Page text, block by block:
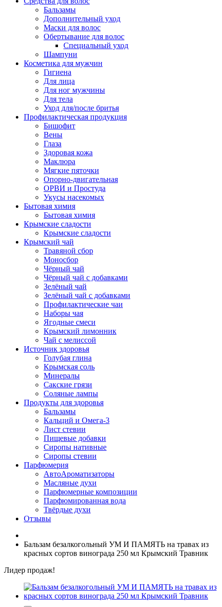
Бальзамы
Дополнительный уход
Маски для волос
Обертывание для волос
Специальный уход
Шампуни
Косметика для мужчин
Гигиена
Для лица
Для ног мужчины
Для тела
Уход для/после бритья
Профилактическая продукция
Бишофит
Вены
Глаза
Здоровая кожа
Маклюра
Мягкие пяточки
Опорно-двигательная
ОРВИ и Простуда
Укусы насекомых
Бытовая химия
Бытовая химия
Крымские сладости
Крымские сладости
Крымский чай
Травяной сбор
Моносбор
Чёрный чай
Чёрный чай с добавками
Зелёный чай
Зелёный чай с добавками
Профилактические чаи
Наборы чая
Ягодные смеси
Крымский лимонник
Чай с мелиссой
Источник здоровья
Голубая глина
Крымская соль
Минералы
Сакские грязи
Соляные лампы
Продукты для здоровья
Бальзамы
Кальций и Омега-3
Лист стевии
Пищевые добавки
Сиропы нативные
Сиропы стевии
Парфюмерия
АвтоАроматизаторы
Масляные духи
Парфюмерные композиции
Парфюмированная вода
Твёрдые духи
Отзывы
Бальзам безалкогольный УМ И ПАМЯТЬ на травах из
красных сортов винограда 250 мл Крымский Травник
Лидер продаж!